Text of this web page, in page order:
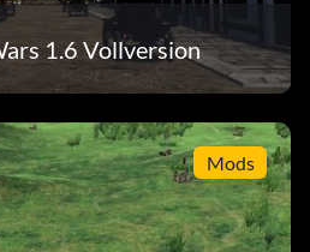
1.6 Vollversion
Mods